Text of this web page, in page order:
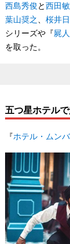
西島秀俊と西田
葉山奨之、 桜井
シリーズや『屍
を取った。
五つ星ホテル
『ホテル・ムン